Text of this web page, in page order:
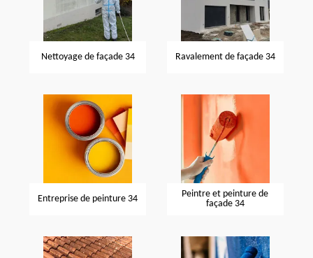
Nettoyage de façade 34 Ravalement de façade 34
Entreprise de peinture 34
Peintre et peinture de
façade 34